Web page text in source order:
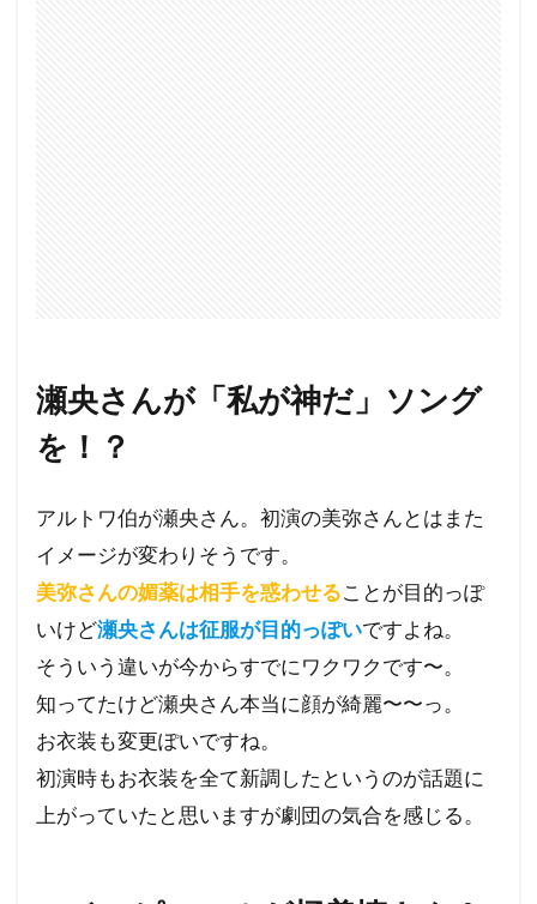
瀬央さんが「私が神だ」ソング
を！？
アルトワ伯が瀬央さん。初演の美弥さんとはまた
イメージが変わりそうです。
美弥さんの媚薬は相手を惑わせることが目的っぽ
いけど瀬央さんは征服が目的っぽいですよね。
そういう違いが今からすでにワクワクです〜。
知ってたけど瀬央さん本当に顔が綺麗〜〜っ。
お衣装も変更ぽいですね。
初演時もお衣装を全て新調したというのが話題に
上がっていたと思いますが劇団の気合を感じる。